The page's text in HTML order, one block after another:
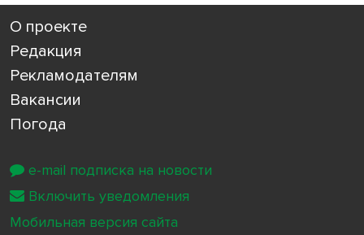
О проекте
Редакция
Рекламодателям
Вакансии
Погода
e-mail подписка на новости
Включить уведомления
Мобильная версия сайта